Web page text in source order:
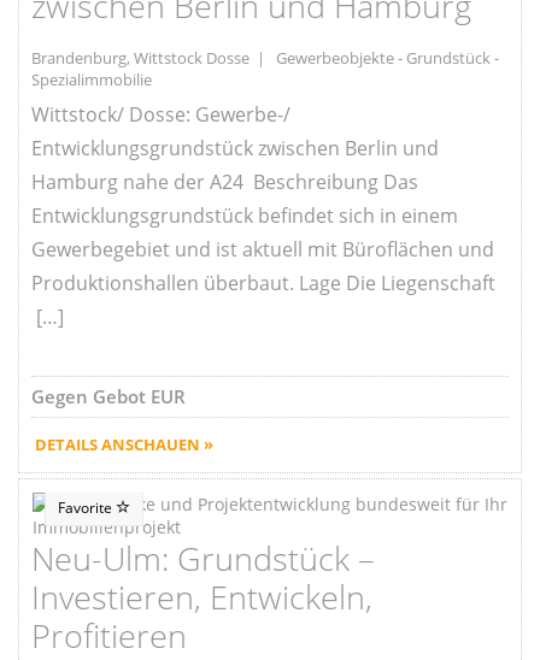
Brandenburg, Wittstock Dosse | Gewerbeobjekte - Grundstück -
Spezialimmobilie
Wittstock/ Dosse: Gewerbe-/
Entwicklungsgrundstück zwischen Berlin und
Hamburg nahe der A24 Beschreibung Das
Entwicklungsgrundstück befindet sich in einem
Gewerbegebiet und ist aktuell mit Büroflächen und
Produktionshallen überbaut. Lage Die Liegenschaft
[…]
Gegen Gebot EUR
DETAILS ANSCHAUEN »
Favorite
Neu-Ulm: Grundstück –
Investieren, Entwickeln,
Profitieren